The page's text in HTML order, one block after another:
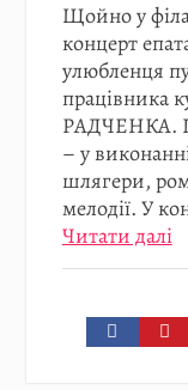
Щойно у
концерт
улюбленця
працівника
РАДЧЕНКА.
– у
шлягери,
мелодії. У
Читати далі